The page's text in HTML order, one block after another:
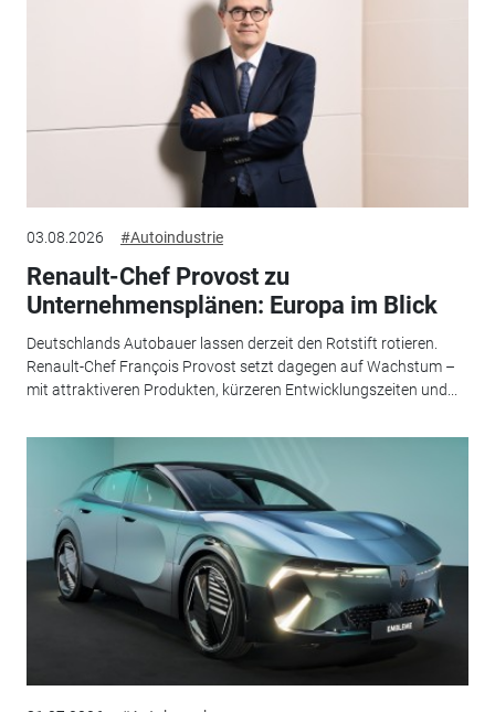
03.08.2026 #Autoindustrie
Renault-Chef Provost zu
Unternehmensplänen: Europa im Blick
Deutschlands Autobauer lassen derzeit den Rotstift rotieren.
Renault-Chef François Provost setzt dagegen auf Wachstum –
mit attraktiveren Produkten, kürzeren Entwicklungszeiten und...